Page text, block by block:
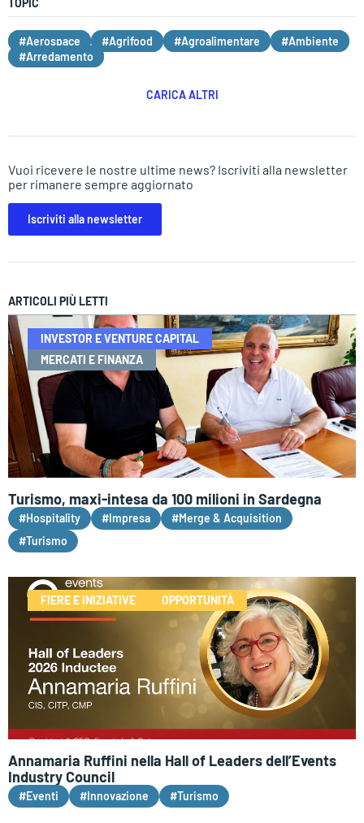
#Aerospace #Agrifood #Agroalimentare
#Ambiente
#Arredamento
CARICA ALTRI
Vuoi ricevere le nostre ultime news? Iscriviti alla newsletter
per rimanere sempre aggiornato
Iscriviti alla newsletter
ARTICOLI PIÙ LETTI
INVESTOR E VENTURE CAPITAL
MERCATI E FINANZA
Turismo, maxi-intesa da 100 milioni in Sardegna
#Hospitality #Impresa
#Merge & Acquisition
#Turismo
FIERE E INIZIATIVE OPPORTUNITÀ
Annamaria Ruffini nella Hall of Leaders dell’Events
Industry Council
#Eventi #Innovazione #Turismo